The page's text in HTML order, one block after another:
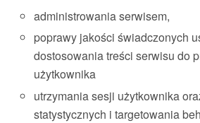
administrowania serwisem,
poprawy jakości świadczonych
dostosowania treści serwisu do
użytkownika
utrzymania sesji użytkownika
statystycznych i targetowania